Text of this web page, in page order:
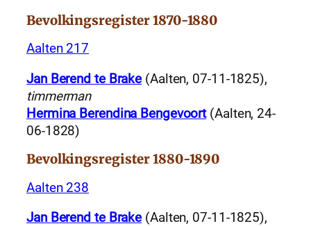
Bevolkingsregister 1870-1880
Aalten 217
Jan Berend te Brake(Aalten, 07-11-1825),
timmerman
Hermina Berendina Bengevoort(Aalten, 24-
06-1828)
Bevolkingsregister 1880-1890
Aalten 238
Jan Berend te Brake(Aalten, 07-11-1825),